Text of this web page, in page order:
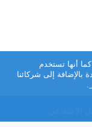
أنها تستخدم
بالإضافة إلى شركائنا
.